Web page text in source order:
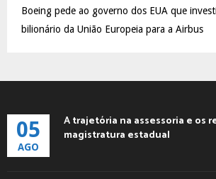
Boeing pede ao governo dos EUA que
bilionário da União Europeia para a Airbus
05
AGO
A trajetória na assessoria e os
magistratura estadual